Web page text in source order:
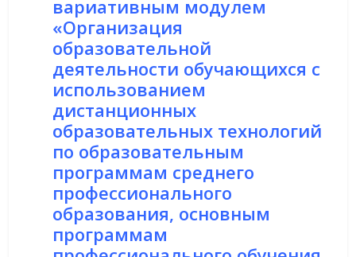
вариативным модулем
«Организация
образовательной
деятельности обучающихся с
использованием
дистанционных
образовательных технологий
по образовательным
программам среднего
профессионального
образования, основным
программам